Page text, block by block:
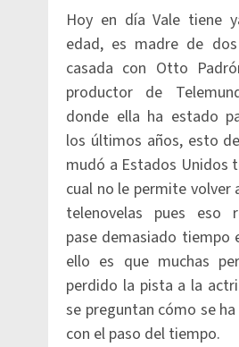
Hoy en día Vale tiene
edad, es madre de
casada con Otto
productor de
donde ella ha estado
los últimos años, esto
mudó a Estados Unidos
cual no le permite volver
telenovelas pues eso
pase demasiado tiempo
ello es que muchas
perdido la pista a la
se preguntan cómo se
con el paso del tiempo.